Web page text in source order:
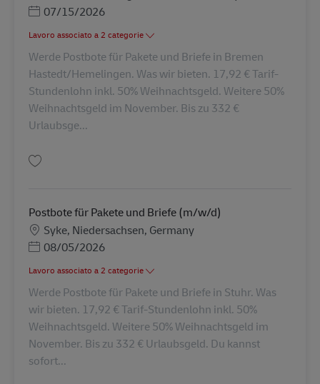
Posted Date
07/15/2026
Lavoro associato a 2 categorie
Werde Postbote für Pakete und Briefe in Bremen
Hastedt/Hemelingen. Was wir bieten. 17,92 € Tarif-
Stundenlohn inkl. 50% Weihnachtsgeld. Weitere 50%
Weihnachtsgeld im November. Bis zu 332 €
Urlaubsge...
Postbote für Pakete und Briefe (m/w/d)
SedeSyke, Niedersachsen, Germany
Posted Date
08/05/2026
Lavoro associato a 2 categorie
Werde Postbote für Pakete und Briefe in Stuhr. Was
wir bieten. 17,92 € Tarif-Stundenlohn inkl. 50%
Weihnachtsgeld. Weitere 50% Weihnachtsgeld im
November. Bis zu 332 € Urlaubsgeld. Du kannst
sofort...